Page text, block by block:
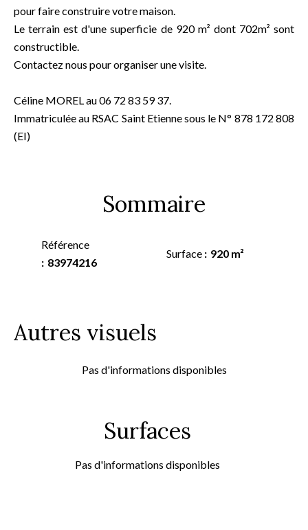
pour faire construire votre maison.
Le terrain est d'une superficie de 920 m² dont 702m² sont
constructible.
Contactez nous pour organiser une visite.
Céline MOREL au 06 72 83 59 37.
Immatriculée au RSAC Saint Etienne sous le N° 878 172 808
(EI)
Sommaire
Référence
83974216
Surface 920 m²
Autres visuels
Pas d'informations disponibles
Surfaces
Pas d'informations disponibles